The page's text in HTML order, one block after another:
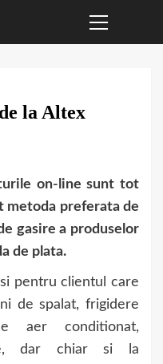
Menu
la Altex
on-line sunt tot
metoda preferata de
gasire a produselor
de plata.
pentru clientul care
de spalat, frigidere
aer conditionat,
dar chiar si la